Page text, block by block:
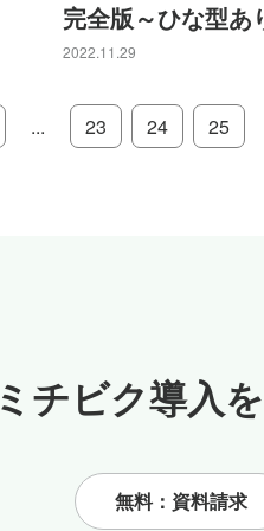
完全版～ひな型あ
2022.11.29
... 23 24 25
ミチビク導入
無料：資料請求